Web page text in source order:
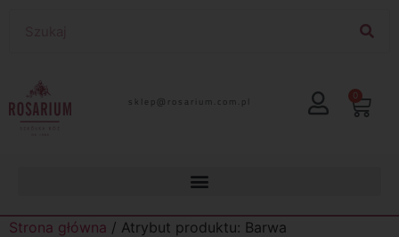
lp.moc.muirasor@pelks 0
Strona główna / Atrybut produktu: Barwa